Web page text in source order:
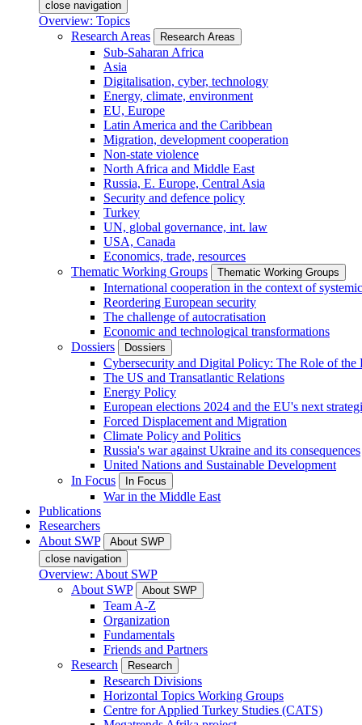
close navigation
Overview: Topics
Research Areas
Research Areas
Sub-Saharan Africa
Asia
Digitalisation, cyber, technology
Energy, climate, environment
EU, Europe
Latin America and the Caribbean
Migration, development cooperation
Non-state violence
North Africa and Middle East
Russia, E. Europe, Central Asia
Security and defence policy
Turkey
UN, global governance, int. law
USA, Canada
Economics, trade, resources
Thematic Working Groups
Thematic Working Groups
International cooperation in the context of
Reordering European security
The challenge of autocratisation
Economic and technological transformations
Dossiers
Dossiers
Cybersecurity and Digital Policy: The Role of
The US and Transatlantic Relations
Energy Policy
European elections 2024 and the EU's next
Forced Displacement and Migration
Climate Policy and Politics
Russia's war against Ukraine and its consequences
United Nations and Sustainable Development
In Focus
In Focus
War in the Middle East
Publications
Researchers
About SWP
About SWP
close navigation
Overview: About SWP
About SWP
About SWP
Team A-Z
Organization
Fundamentals
Friends and Partners
Research
Research
Research Divisions
Horizontal Topics Working Groups
Centre for Applied Turkey Studies (CATS)